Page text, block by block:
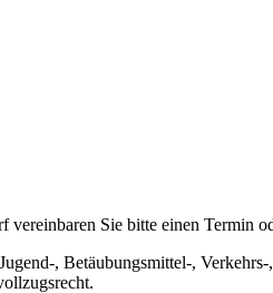
Sie bitte einen Termin
, Betäubungsmittel-,